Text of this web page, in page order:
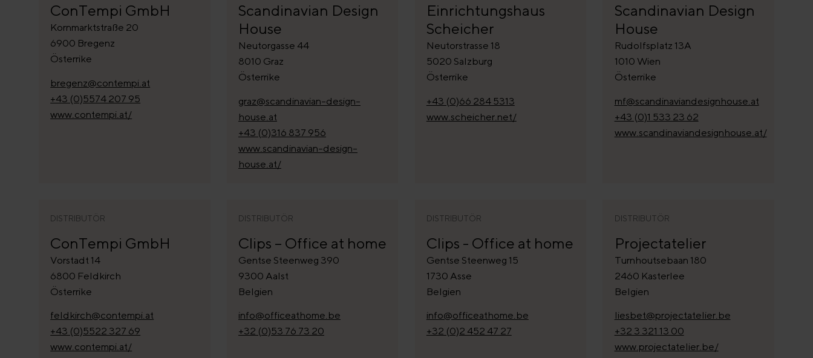
ConTempi GmbH
Kornmarktstraße 20
6900 Bregenz
Österrike
bregenz@contempi.at
+43 (0)5574 207 95
www.contempi.at/
Scandinavian Design
House
Neutorgasse 44
8010 Graz
Österrike
graz@scandinavian-design-
house.at
+43 (0)316 837 956
www.scandinavian-design-
house.at/
Einrichtungshaus
Scheicher
Neutorstrasse 18
5020 Salzburg
Österrike
+43 (0)66 284 5313
www.scheicher.net/
Scandinavian Design
House
Rudolfsplatz 13A
1010 Wien
Österrike
mf@scandinaviandesignhouse.at
+43 (0)1 533 23 62
www.scandinaviandesignhouse.at/
DISTRIBUTÖR
ConTempi GmbH
Vorstadt 14
6800 Feldkirch
Österrike
feldkirch@contempi.at
+43 (0)5522 327 69
www.contempi.at/
DISTRIBUTÖR
Clips – Office at home
Gentse Steenweg 390
9300 Aalst
Belgien
info@officeathome.be
+32 (0)53 76 73 20
DISTRIBUTÖR
Clips - Office at home
Gentse Steenweg 15
1730 Asse
Belgien
info@officeathome.be
+32 (0)2 452 47 27
DISTRIBUTÖR
Projectatelier
Turnhoutsebaan 180
2460 Kasterlee
Belgien
liesbet@projectatelier.be
+32 3 321 13 00
www.projectatelier.be/